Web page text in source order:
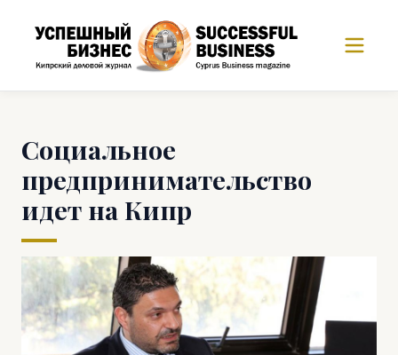
Социальное
предпринимательство
идет на Кипр